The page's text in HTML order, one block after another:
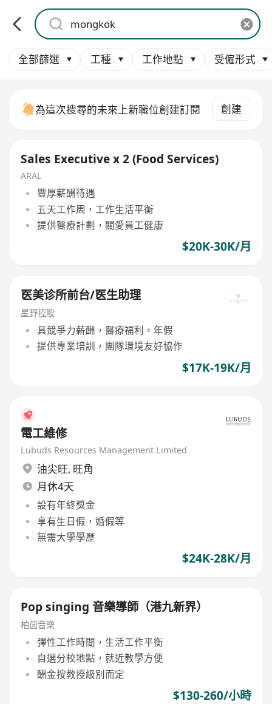
全部篩選 工種 工作地點 受僱形式
為這次搜尋的未來上新職位創建訂閱 創建
Sales Executive x 2 (Food Services)
ARAL
豐厚薪酬待遇
五天工作周，工作生活平衡
提供醫療計劃，關愛員工健康
$20K-30K/月
医美诊所前台/医生助理
星野控股
具競爭力薪酬，醫療福利，年假
提供專業培訓，團隊環境友好協作
$17K-19K/月
電工維修
Lubuds Resources Management Limited
油尖旺, 旺角
月休4天
設有年終獎金
享有生日假，婚假等
無需大學學歷
$24K-28K/月
Pop singing 音樂導師（港九新界）
柏茵音樂
彈性工作時間，生活工作平衡
自選分校地點，就近教學方便
酬金按教授級別而定
$130-260/小時